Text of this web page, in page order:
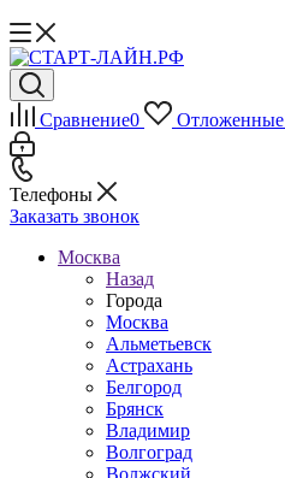
Сравнение0 Отложенные
Телефоны
Заказать звонок
Москва
Назад
Города
Москва
Альметьевск
Астрахань
Белгород
Брянск
Владимир
Волгоград
Волжский